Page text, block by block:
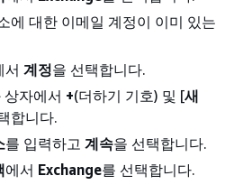
에 대한 이메일 계정이 이미 있는
서 계정을 선택합니다.
자에서 +(더하기 기호) 및 [새
합니다.
를 입력하고 계속을 선택합니다.
에서 Exchange를 선택합니다.